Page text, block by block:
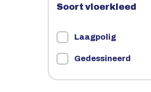
140x200
Soort vloerkleed
Laagpolig
Gedessineerd